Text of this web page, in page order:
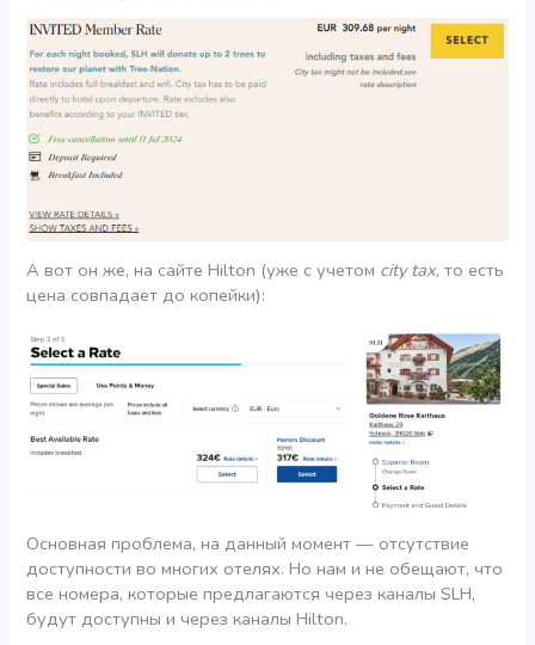
А вот он же, на сайте Hilton (уже с учетом city tax, то есть
цена совпадает до копейки):
Основная проблема, на данный момент — отсутствие
доступности во многих отелях. Но нам и не обещают, что
все номера, которые предлагаются через каналы SLH,
будут доступны и через каналы Hilton.